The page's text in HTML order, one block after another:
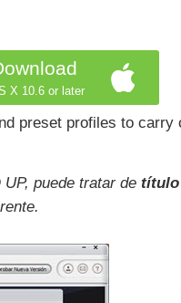
X 10.6 or later
preset profiles to carry
puede tratar de título